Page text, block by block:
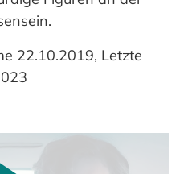
22.10.2019, Letzte